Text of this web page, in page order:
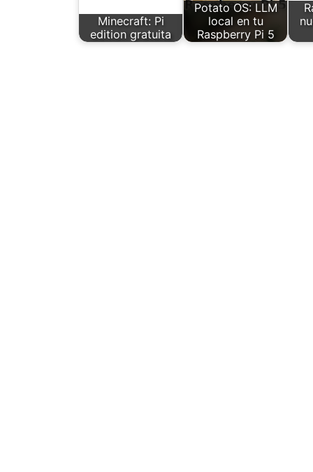
Minecraft: Pi
edition gratuita
Potato OS: LLM
local en tu
Raspberry Pi 5